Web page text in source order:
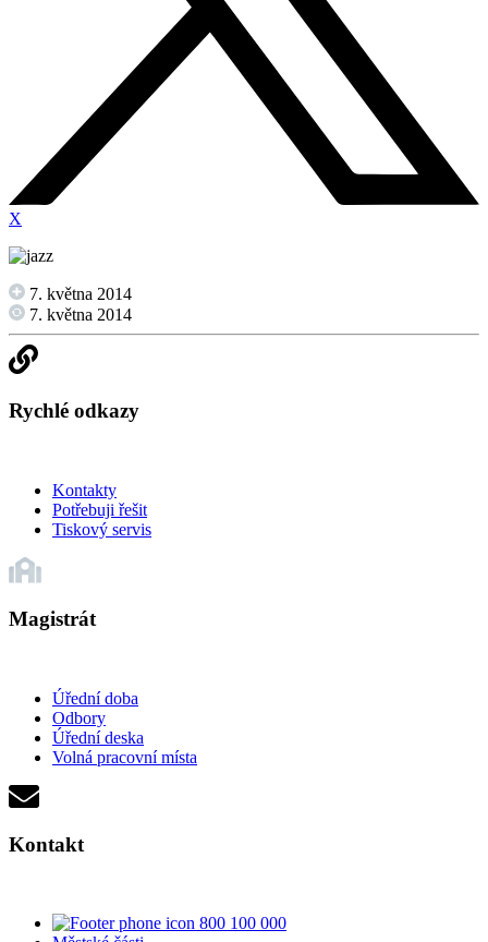
X
7. května 2014
7. května 2014
Rychlé odkazy
Kontakty
Potřebuji řešit
Tiskový servis
Magistrát
Úřední doba
Odbory
Úřední deska
Volná pracovní místa
Kontakt
800 100 000